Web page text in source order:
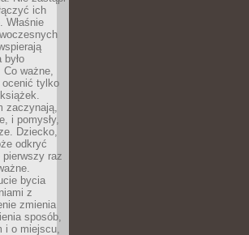
ich
Właśnie
ważne,
tylko
zaczynają,
i pomysły,
Dziecko,
odkryć
pierwszy raz
bycia
z
zmienia
sposób,
i o miejscu,